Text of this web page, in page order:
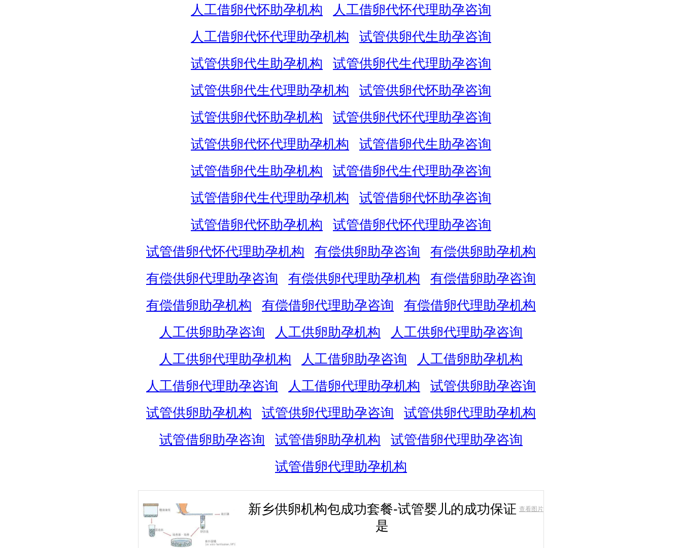
人工借卵代怀助孕机构
人工借卵代怀代理助孕咨询
人工借卵代怀代理助孕机构
试管供卵代生助孕咨询
试管供卵代生助孕机构
试管供卵代生代理助孕咨询
试管供卵代生代理助孕机构
试管供卵代怀助孕咨询
试管供卵代怀助孕机构
试管供卵代怀代理助孕咨询
试管供卵代怀代理助孕机构
试管借卵代生助孕咨询
试管借卵代生助孕机构
试管借卵代生代理助孕咨询
试管借卵代生代理助孕机构
试管借卵代怀助孕咨询
试管借卵代怀助孕机构
试管借卵代怀代理助孕咨询
试管借卵代怀代理助孕机构
有偿供卵助孕咨询
有偿供卵助孕机构
有偿供卵代理助孕咨询
有偿供卵代理助孕机构
有偿借卵助孕咨询
有偿借卵助孕机构
有偿借卵代理助孕咨询
有偿借卵代理助孕机构
人工供卵助孕咨询
人工供卵助孕机构
人工供卵代理助孕咨询
人工供卵代理助孕机构
人工借卵助孕咨询
人工借卵助孕机构
人工借卵代理助孕咨询
人工借卵代理助孕机构
试管供卵助孕咨询
试管供卵助孕机构
试管供卵代理助孕咨询
试管供卵代理助孕机构
试管借卵助孕咨询
试管借卵助孕机构
试管借卵代理助孕咨询
试管借卵代理助孕机构
新乡供卵机构包成功套餐-试管婴儿的成功保证
是
查看图片